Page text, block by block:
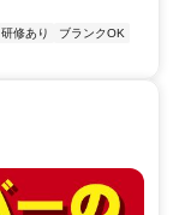
研修あり
ブランクOK